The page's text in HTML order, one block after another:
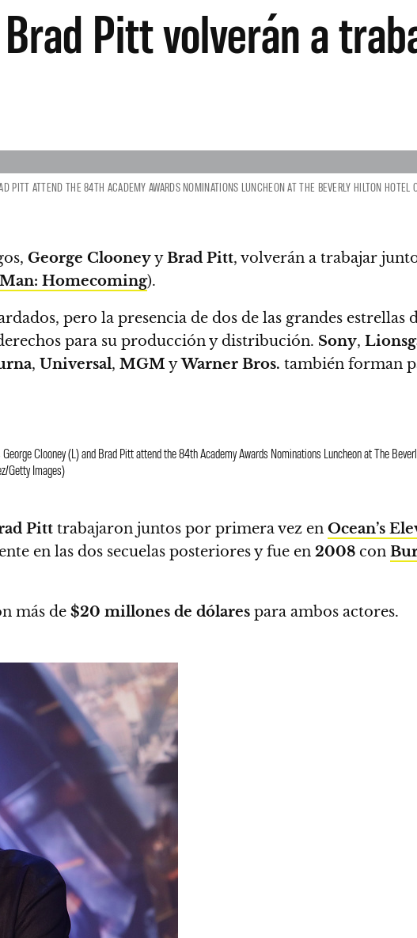
Pitt volverán a
PITT ATTEND THE 84TH ACADEMY AWARDS NOMINATIONS LUNCHEON AT THE BEVERLY HILTON
George ClooneyyBrad Pitt, volverán a trabajar
Homecoming).
pero la presencia de dos de las grandes estrellas
para su producción y distribución. Sony,
, Universal, MGM yWarner Bros. también forman
George Clooney (L) and Brad Pitt attend the 84th Academy Awards Nominations Luncheon at The
Getty Images)
Pitt trabajaron juntos por primera vez en Ocean’s
en las dos secuelas posteriores y fue en 2008 con
más de $20 millones de dólares para ambos actores.